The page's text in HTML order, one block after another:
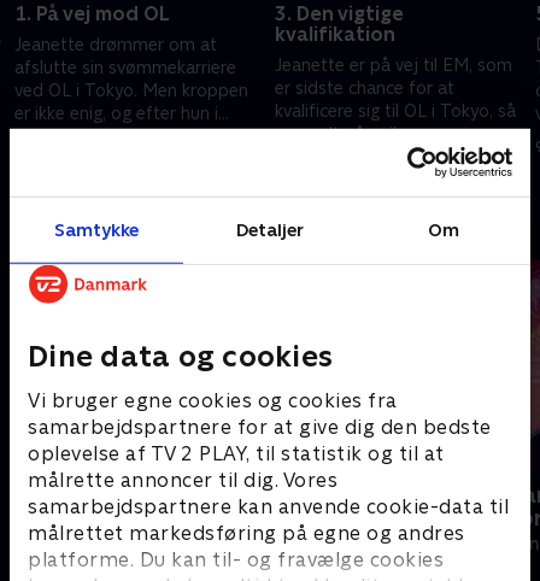
Samtykke Detaljer Om
Dine data og cookies
Vi bruger egne cookies og cookies fra
samarbejdspartnere for at give dig den bedste
oplevelse af TV 2 PLAY, til statistik og til at
målrette annoncer til dig. Vores
samarbejdspartnere kan anvende cookie-data til
målrettet markedsføring på egne og andres
platforme. Du kan til- og fravælge cookies
1. På vej mod OL
Jeanette drømmer om at
afslutte sin svømmekarriere
ved OL i Tokyo. Men kroppen
er ikke enig, og efter hun i
første omgang ikke kvalificerer
3. Den vigtige
kvalifikation
Jeanette er på vej til EM, som
er sidste chance for at
kvalificere sig til OL i Tokyo, så
nu er alt på spil.
26. oktober 2021 • 18 min
Andre så også
Drugged i nattelivet
Dokumentar • 1 sæsoner
Kim
2021 •